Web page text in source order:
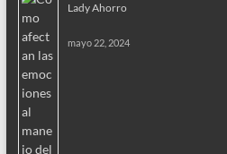
Lady Ahorro
mayo 22, 2024